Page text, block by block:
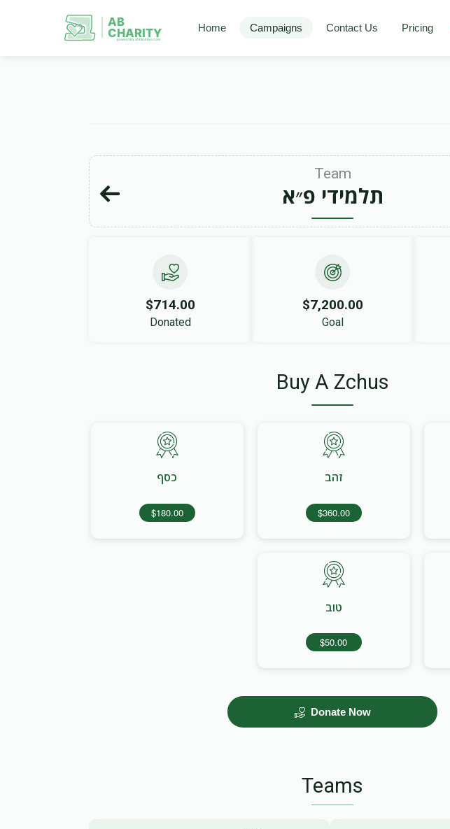
AB
CHARITY
powerd by ahblicklive.com
Home Campaigns Contact Us Pricing
Team
תלמידי פ״א
$714.00
Donated
$7,200.00
Goal
Buy A Zchus
זהב
$360.00
כסף
$180.00
טוב
$50.00
Donate Now
Teams